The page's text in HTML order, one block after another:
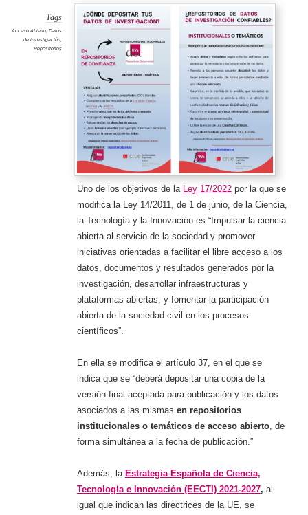
Tags
Acceso Abierto, Datos
de investigación,
Repositorios
Uno de los objetivos de la Ley 17/2022por la que se
modifica la Ley 14/2011, de 1 de junio, de la Ciencia,
la Tecnología y la Innovación es “Impulsar la ciencia
abierta al servicio de la sociedad y promover
iniciativas orientadas a facilitar el libre acceso a los
datos, documentos y resultados generados por la
investigación, desarrollar infraestructuras y
plataformas abiertas, y fomentar la participación
abierta de la sociedad civil en los procesos
científicos”.
En ella se modifica el artículo 37, en el que se
indica que se “deberá depositar una copia de la
versión final aceptada para publicación y los datos
asociados a las mismas en repositorios
institucionales o temáticos de acceso abierto, de
forma simultánea a la fecha de publicación.”
Además, la Estrategia Española de Ciencia,
Tecnología e Innovación (EECTI) 2021-2027, al
igual que indican las directrices de la UE, se